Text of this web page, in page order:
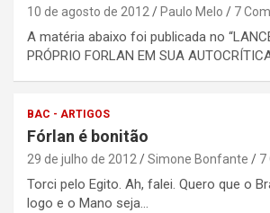
10 de agosto de 2012 Paulo Melo 7
A matéria abaixo foi publicada no
PRÓPRIO FORLAN EM SUA
BAC - ARTIGOS
Fórlan é bonitão
29 de julho de 2012 Simone Bonfante 7
Torci pelo Egito. Ah, falei. Quero que o
logo e o Mano seja…